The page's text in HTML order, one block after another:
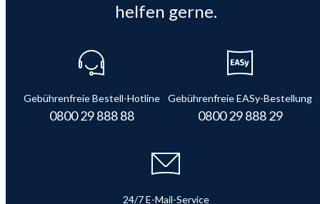
helfen gerne.
Gebührenfreie Bestell-Hotline
0800 29 888 88
Gebührenfreie EASy-Bestellung
0800 29 888 29
24/7 E-Mail-Service